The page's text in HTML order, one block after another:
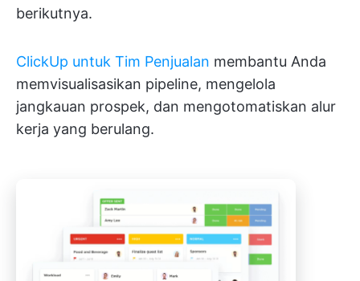
berikutnya.
ClickUp untuk Tim Penjualan membantu Anda
memvisualisasikan pipeline, mengelola
jangkauan prospek, dan mengotomatiskan alur
kerja yang berulang.